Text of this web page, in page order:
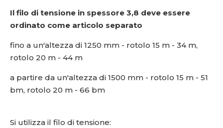
Il filo di tensione in spessore 3,8 deve essere
ordinato come articolo separato
fino a un'altezza di 1250 mm - rotolo 15 m - 34 m,
rotolo 20 m - 44 m
a partire da un'altezza di 1500 mm - rotolo 15 m - 51
bm, rotolo 20 m - 66 bm
Si utilizza il filo di tensione: